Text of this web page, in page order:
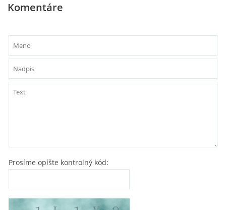
Komentáre
Prosíme opíšte kontrolný kód: